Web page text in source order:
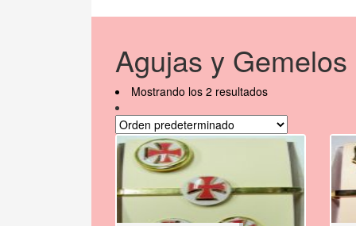
Agujas y Gemelos
Mostrando los 2 resultados